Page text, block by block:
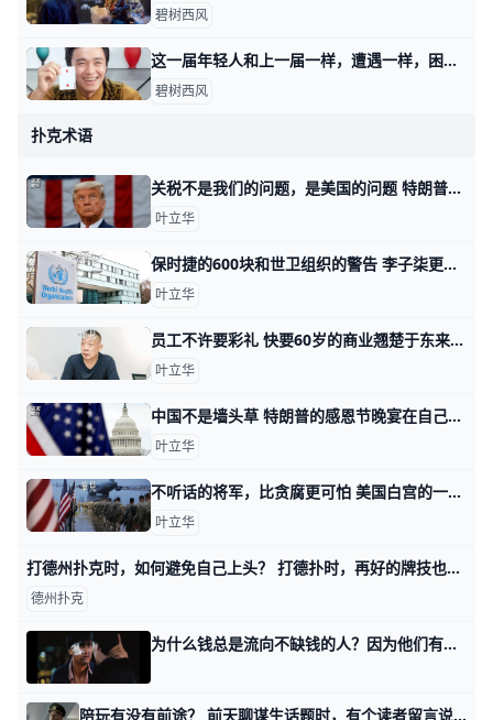
碧树西风
这一届年轻人和上一届一样，遭遇一样，困惑也一样 那天我写这年头，该怎么赚钱时，有读者留言问我说： 怎么看这一届年轻人普遍抱怨机会变少，或者说，更多人身处耗材型工作当中这个事实？ 开门见山的回答
碧树西风
扑克术语
关税不是我们的问题，是美国的问题 特朗普称将对中国进口商品加征60%关税，我们国内有些同志，哀鸿遍野，仿佛亲爹马上就要死了。 我看没有必要嘛，就是加个关税，又能怎样？ 这关税要加
叶立华
保时捷的600块和世卫组织的警告 李子柒更新了动态，还是美观的镜头，还是熟悉的手工。 华农兄弟更新了动态，还是农家的田园，还是养殖的动物。 特朗普更新了动态，还是手握着大权，还是
叶立华
员工不许要彩礼 快要60岁的商业翘楚于东来，搞了一个胖东来，用不着立华我多介绍，最近这位老板在个人媒体上发了一些言论，主要是关于胖东来职工应该健康发展，比如
叶立华
中国不是墙头草 特朗普的感恩节晚宴在自己的海湖庄园隆重召开。该吃吃该喝喝，感恩着印第安人用生命和头皮把自己的土地献给了美国人。 大事都是小圈子谈，小事才到国会
叶立华
不听话的将军，比贪腐更可怕 美国白宫的一些所谓消息人士讲，等特朗普回了白宫，要处理的第一个军事高官，可能就是美军参谋长联席会议主席布朗。 这些人说，特朗普在野四年，更加深
叶立华
打德州扑克时，如何避免自己上头？ 打德扑时，再好的牌技也弥补不了上头，这就是想成为一名盈利牌手，为什么需要关注精神层面的原因。在任何一场你略具优势的博弈环节中，上头就是一种自
德州扑克
为什么钱总是流向不缺钱的人？因为他们有空呀 回答一个满级读者的问题。 我昨天讲博物馆古董的时候，插了一嘴说，从去年年初，到今年年中，金银的交易策略，几乎都被我写成了红灯亮按红按钮，绿灯亮
陪玩有没有前途？ 前天聊谋生话题时，有个读者留言说自己特别爱玩游戏。 他问我，靠陪人玩游戏，能不能养家糊口，乃至发家置业？ 我很负责任的告诉你：能。 但是你要明白两